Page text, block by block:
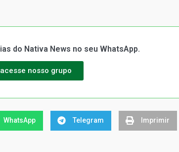
do Nativa News no seu WhatsApp.
nosso grupo
WhatsApp Telegram Imprimir